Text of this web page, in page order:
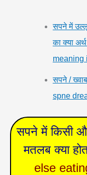
सपने में
का क्या
meaning
सपने /
spne
सपने में किसी
मतलब क्या
else